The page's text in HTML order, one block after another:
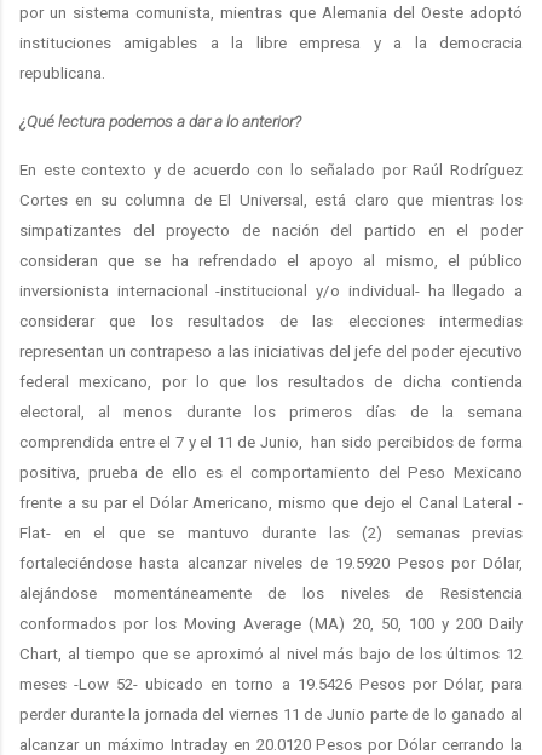
por un sistema comunista, mientras que Alemania del Oeste adoptó
instituciones amigables a la libre empresa y a la democracia
republicana.
¿Qué lectura podemos a dar a lo anterior?
​En este contexto y de acuerdo con lo señalado por Raúl Rodríguez
Cortes en su columna de El Universal, está claro que mientras los
simpatizantes del proyecto de nación del partido en el poder
consideran que se ha refrendado el apoyo al mismo, el público
inversionista internacional -institucional y/o individual- ha llegado a
considerar que los resultados de las elecciones intermedias
representan un contrapeso a las iniciativas del jefe del poder ejecutivo
federal mexicano, por lo que los resultados de dicha contienda
electoral, al menos durante los primeros días de la semana
comprendida entre el 7 y el 11 de Junio, han sido percibidos de forma
positiva, prueba de ello es el comportamiento del Peso Mexicano
frente a su par el Dólar Americano, mismo que dejo el Canal Lateral -
Flat- en el que se mantuvo durante las (2) semanas previas
fortaleciéndose hasta alcanzar niveles de 19.5920 Pesos por Dólar,
alejándose momentáneamente de los niveles de Resistencia
conformados por los Moving Average (MA) 20, 50, 100 y 200 Daily
Chart, al tiempo que se aproximó al nivel más bajo de los últimos 12
meses -Low 52- ubicado en torno a 19.5426 Pesos por Dólar, para
perder durante la jornada del viernes 11 de Junio parte de lo ganado al
alcanzar un máximo Intraday en 20.0120 Pesos por Dólar cerrando la